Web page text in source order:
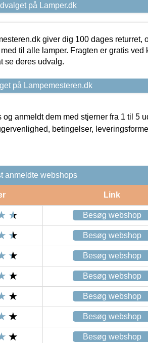
på Lamper.dk
giver dig 100 dages returret,
med til alle lamper. Fragten er gratis ved
se deres udvalg.
på Lampemesteren.dk
anmeldt dem med stjerner fra 1 til 5
betingelser,
anmeldte webshops
Link
Besøg webshop
Besøg webshop
Besøg webshop
Besøg webshop
Besøg webshop
Besøg webshop
Besøg webshop